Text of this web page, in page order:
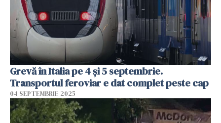
Grevă în Italia pe 4 și 5 septembrie.
Transportul feroviar e dat complet peste cap
04 SEPTEMBRIE 2025